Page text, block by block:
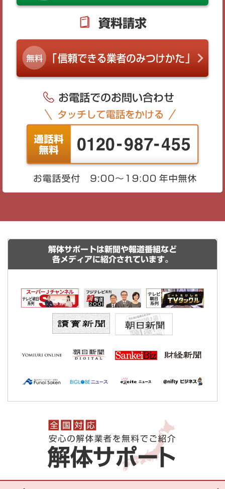
資料請求
解体サポートは新聞や報道番組など
各メディアに紹介されています。